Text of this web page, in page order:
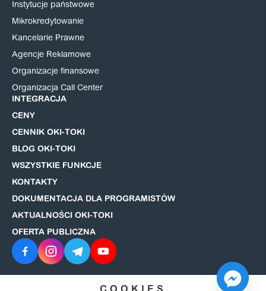
Instytucje państwowe
Mikrokredytowanie
Kancelarie Prawne
Agencje Reklamowe
Organizacje finansowe
Organizacja Call Center
INTEGRACJA
CENY
CENNIK OKI-TOKI
BLOG OKI-TOKI
WSZYSTKIE FUNKCJE
KONTAKTY
DOKUMENTACJA DLA PROGRAMISTÓW
AKTUALNOŚCI OKI-TOKI
OFERTA PUBLICZNA